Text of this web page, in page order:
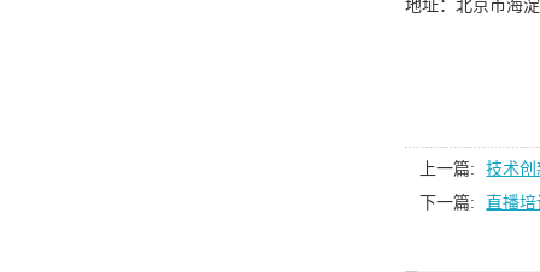
地址：北京市海
上一篇:
技术
下一篇:
直播培